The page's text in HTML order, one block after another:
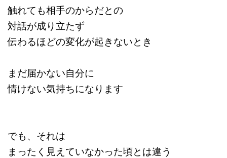
触れても相手のからだとの
対話が成り立たず
伝わるほどの変化が起きないとき
まだ届かない自分に
情けない気持ちになります
でも、それは
まったく見えていなかった頃とは違う